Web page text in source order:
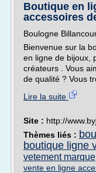
Boutique en
accessoires
Boulogne
Bienvenue sur la
en ligne de bijoux,
créateurs . Vous
de qualité ? Vous
Lire la suite
Site : http://
Thèmes liés :
boutique ligne
vetement marque
vente en ligne